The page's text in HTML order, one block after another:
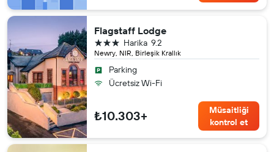
Flagstaff Lodge
Newry, NIR, Birleşik Krallık
9.2
Harika
3 yıldız
Parking
Ücretsiz Wi-Fi
₺10.303+
Müsaitliği
kontrol et